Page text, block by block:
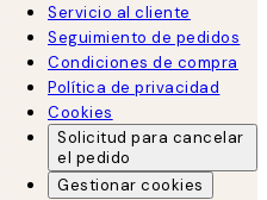
Servicio al cliente
Seguimiento de pedidos
Condiciones de compra
Política de privacidad
Cookies
Solicitud para cancelar
el pedido
Gestionar cookies